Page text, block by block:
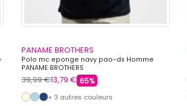
PANAME BROTHERS
Polo mc eponge navy pao-ds Homme
PANAME BROTHERS
39,99 €13,79 € 65%
+ 3 autres couleurs